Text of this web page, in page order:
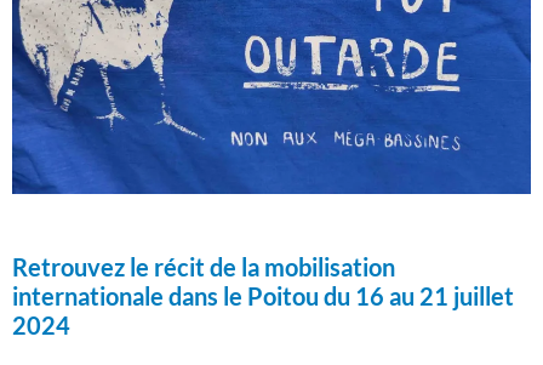
Retrouvez le récit de la mobilisation
internationale dans le Poitou du 16 au 21 juillet
2024